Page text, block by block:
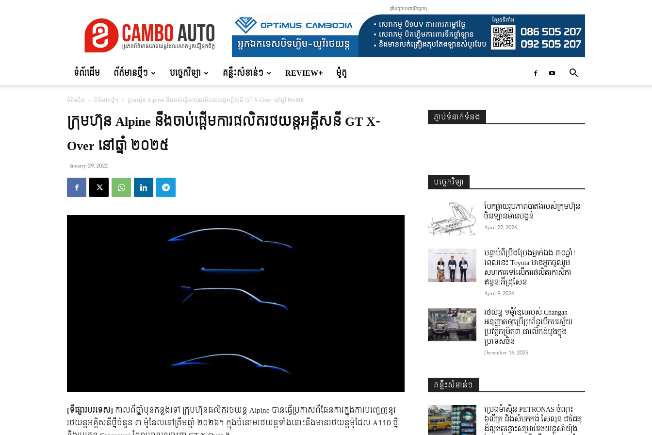
Auto
ផ្ទាំងផ្សាយពាណិជ្ជកម្ម
ទំព័រដើម ព័ត៍មានថ្មីៗ បច្ចេកវិទ្យា គន្លឹះសំខាន់ៗ REVIEW+ ម៉ូតូ
ទំព័រដើម ព័ត៍មានថ្មីៗ ក្រុមហ៊ុន Alpine នឹងចាប់ផ្តើមការផលិតរថយន្តអគ្គីសនី GT X-Over នៅឆ្នាំ ២០២៥
ក្រុមហ៊ុន Alpine នឹងចាប់ផ្តើមការផលិតរថយន្តអគ្គីសនី GT X-
Over នៅឆ្នាំ ២០២៥
January 29, 2022
[ទីផ្សារបរទេស] កាលពីឆ្នាំមុនកន្លងទៅ ក្រុមហ៊ុនផលិតរថយន្ត Alpine បានធ្វើប្រកាសពីផែនការក្នុងការបញ្ចេញនូវ
រថយន្តអគ្គិសនីថ្មីចំនួន ៣ ម៉ូឌែលនៅត្រឹមឆ្នាំ ២០២៦។ ក្នុងចំនោមរថយន្តទាំងនោះនឹងមានរថយន្តម៉ូដែល A110 ថ្មី
ភ្ជាប់ទំនាក់ទំនង
បច្ចេកវិទ្យា
បែកធ្លាយរូបភាពប៉ាតង់របស់ក្រុមហ៊ុន
ចិនឡានមានបង្គន់
April 22, 2026
បន្ទាប់ពីប្រឹងប្រែងម្នាក់ឯង ៣០ឆ្នាំ! ​
ពេលនេះ Toyota មានអ្នកចូលរួម
សហការទៅលើការផលិតកោសិកា
ឥន្ធន:អ៊ីដ្រូសែន
April 9, 2026
រថយន្ត ១ម៉ូឌែលរបស់ Changan
អនុញ្ញាតឲ្យប្រើប្រព័ន្ធបើកបរស្វ័យ
ប្រវត្តិកម្រិត៣ ជាលើកដំបូងក្នុង
ប្រទេសចិន
December 16, 2025
គន្លឹះសំខាន់ៗ
ប្រេងម៉ាស៊ីន PETRONAS ចំណុះ
៦លីត្រ និងសំបកកង់ សៃលុន ជាដៃគូ
ដ៏ល្អឥតខ្ចោះសម្រាប់រថយន្តសាំយ៉ុង